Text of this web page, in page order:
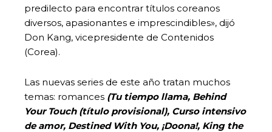
predilecto para encontrar títulos coreanos
diversos, apasionantes e imprescindibles», dijó
Don Kang, vicepresidente de Contenidos
(Corea).
Las nuevas series de este año tratan muchos
temas: romances (Tu tiempo llama, Behind
Your Touch (título provisional), Curso intensivo
de amor, Destined With You, ¡Doona!, King the